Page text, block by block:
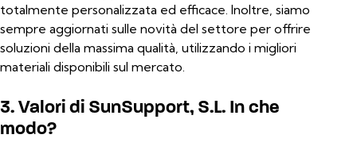
totalmente personalizzata ed efficace. Inoltre, siamo
sempre aggiornati sulle novità del settore per offrire
soluzioni della massima qualità, utilizzando i migliori
materiali disponibili sul mercato.
3. Valori di SunSupport, S.L. In che
modo?